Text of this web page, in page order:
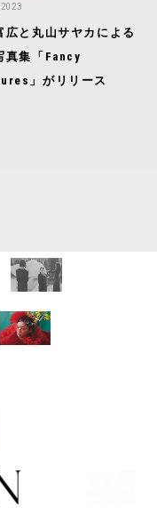
広と丸山サヤカによる
真集「Fancy
」がリリース